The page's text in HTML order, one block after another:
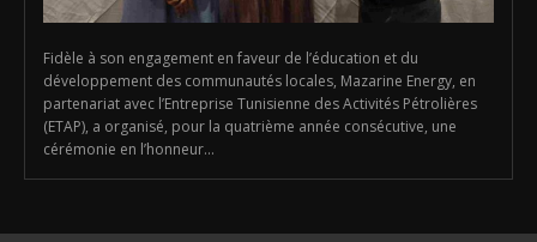
Fidèle à son engagement en faveur de l’éducation et du
développement des communautés locales, Mazarine Energy, en
partenariat avec l’Entreprise Tunisienne des Activités Pétrolières
(ETAP), a organisé, pour la quatrième année consécutive, une
cérémonie en l’honneur...